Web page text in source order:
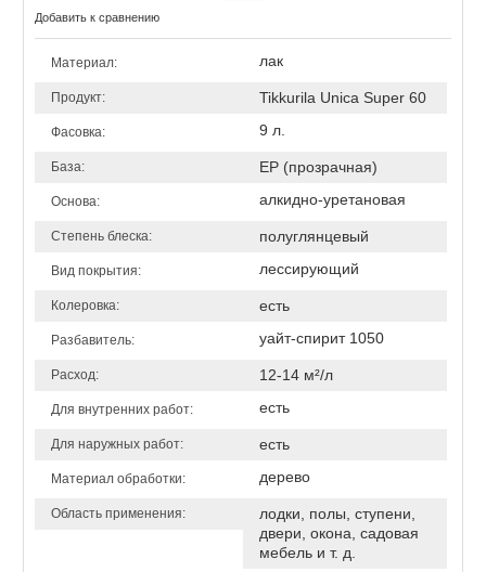
Добавить к сравнению
Материал: лак
Продукт: Tikkurila Unica Super 60
Фасовка: 9 л.
База: ЕР (прозрачная)
Основа: алкидно-уретановая
Степень блеска: полуглянцевый
Вид покрытия: лессирующий
Колеровка: есть
Разбавитель: уайт-спирит 1050
Расход: 12-14 м²/л
Для внутренних работ: есть
Для наружных работ: есть
Материал обработки: дерево
Область применения:
лодки, полы, ступени,
двери, окона, садовая
мебель и т. д.